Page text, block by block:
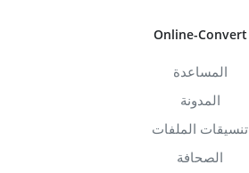
Online-Convert
المساعدة
المدونة
تنسيقات الملفات
الصحافة